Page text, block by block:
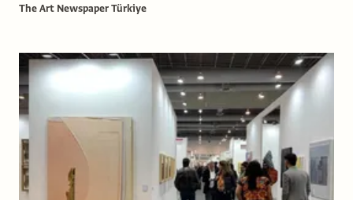
The Art Newspaper Türkiye